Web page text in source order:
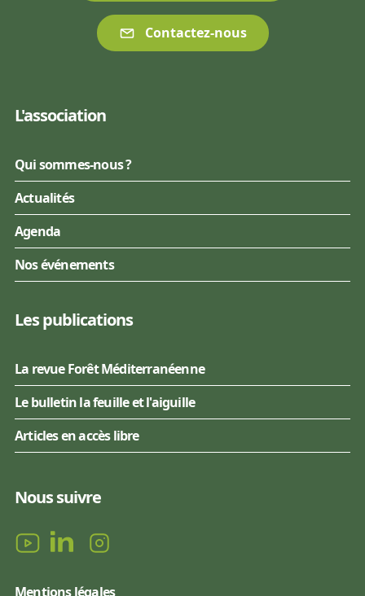
Contactez-nous
L'association
Qui sommes-nous ?
Actualités
Agenda
Nos événements
Les publications
La revue Forêt Méditerranéenne
Le bulletin la feuille et l'aiguille
Articles en accès libre
Nous suivre
Mentions légales